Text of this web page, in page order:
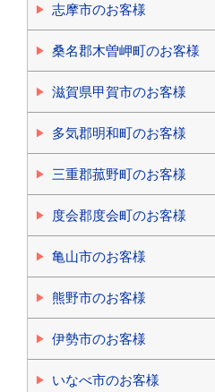
志摩市のお客様
桑名郡木曽岬町のお客様
滋賀県甲賀市のお客様
多気郡明和町のお客様
三重郡菰野町のお客様
度会郡度会町のお客様
亀山市のお客様
熊野市のお客様
伊勢市のお客様
いなべ市のお客様